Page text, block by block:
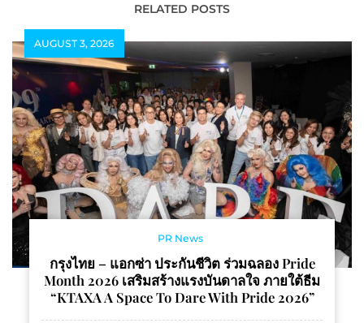
แคมเปญ “HAPPINESS
RELATED POSTS
AUGUST 3, 2026
PR News
กรุงไทย – แอกซ่า ประกันชีวิต ร่วมฉลอง Pride
Month 2026 เสริมสร้างแรงบันดาลใจ ภายใต้ธีม
“KTAXA A Space To Dare With Pride 2026”